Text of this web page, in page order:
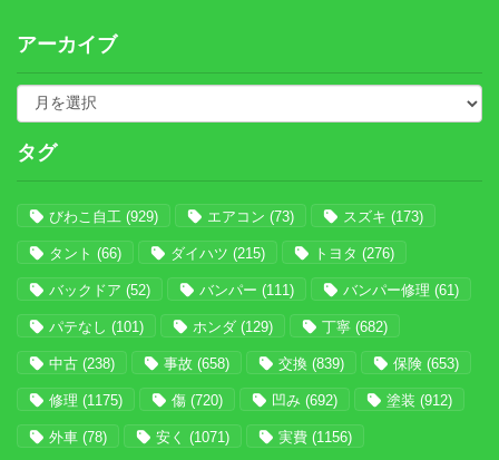
アーカイブ
タグ
びわこ自工 (929) エアコン (73) スズキ (173)
タント (66) ダイハツ (215) トヨタ (276)
バックドア (52) バンパー (111) バンパー修理 (61)
パテなし (101) ホンダ (129) 丁寧 (682)
中古 (238) 事故 (658) 交換 (839) 保険 (653)
修理 (1175) 傷 (720) 凹み (692) 塗装 (912)
外車 (78) 安く (1071) 実費 (1156)